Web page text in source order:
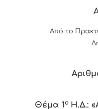
Από το
Θέμα 1ο Η.Δ.: